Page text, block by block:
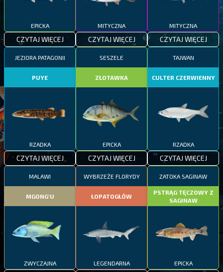
EPICKA
CZYTAJ WIĘCEJ
MITYCZNA
CZYTAJ WIĘCEJ
MITYCZNA
CZYTAJ WIĘCEJ
JEZIORA PATAGONII
PUYE
RZADKA
CZYTAJ WIĘCEJ
SESZELE
ZŁOTAWKA
EPICKA
CZYTAJ WIĘCEJ
TAJWAN
CULTER CZERWIENNY
RZADKA
CZYTAJ WIĘCEJ
MALAWI
MGONG'U
ZWYCZAJNA
WYBRZEŻE FLORYDY
ŁOPATOGŁÓW
LEGENDARNA
ZATOKA SAGINAW
PSTRĄG TĘCZOWY Z
SAGINAW
EPICKA